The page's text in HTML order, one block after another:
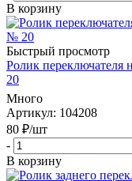
В корзину
Быстрый просмотр
Ролик
20
Много
Артикул: 104208
80 ₽/шт
-
В корзину